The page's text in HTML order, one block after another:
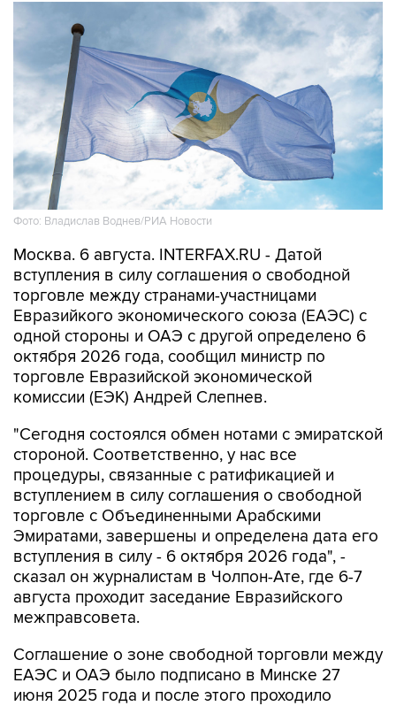
Фото: Владислав Воднев/РИА Новости
Москва. 6 августа. INTERFAX.RU - Датой
вступления в силу соглашения о свободной
торговле между странами-участницами
Евразийкого экономического союза (ЕАЭС) с
одной стороны и ОАЭ с другой определено 6
октября 2026 года, сообщил министр по
торговле Евразийской экономической
комиссии (ЕЭК) Андрей Слепнев.
"Сегодня состоялся обмен нотами с эмиратской
стороной. Соответственно, у нас все
процедуры, связанные с ратификацией и
вступлением в силу соглашения о свободной
торговле с Объединенными Арабскими
Эмиратами, завершены и определена дата его
вступления в силу - 6 октября 2026 года", -
сказал он журналистам в Чолпон-Ате, где 6-7
августа проходит заседание Евразийского
межправсовета.
Соглашение о зоне свободной торговли между
ЕАЭС и ОАЭ было подписано в Минске 27
июня 2025 года и после этого проходило